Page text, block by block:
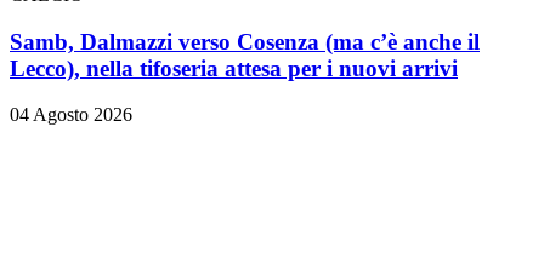
Samb, Dalmazzi verso Cosenza (ma c’è anche il
Lecco), nella tifoseria attesa per i nuovi arrivi
04 Agosto 2026